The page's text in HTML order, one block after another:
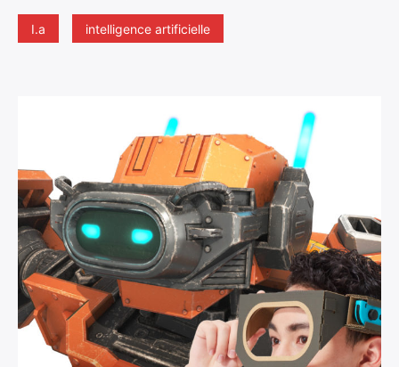
I.a intelligence artificielle